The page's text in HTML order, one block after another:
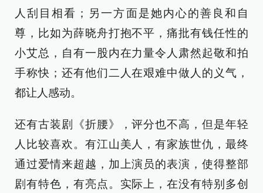
人刮目相看；另一方面是她内心的善良和自
尊，比如为薛晓舟打抱不平，痛批有钱任性的
小艾总，自有一股内在力量令人肃然起敬和拍
手称快；还有他们二人在艰难中做人的义气，
都让人感动。
还有古装剧《折腰》，评分也不高，但是年轻
人比较喜欢。有江山美人，有家族世仇，最终
通过爱情来超越，加上演员的表演，使得整部
剧有特色，有亮点。实际上，在没有特别多创